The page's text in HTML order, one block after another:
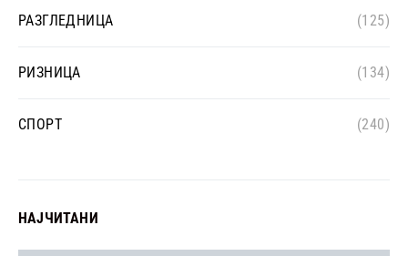
РАЗГЛЕДНИЦА (125)
РИЗНИЦА (134)
СПОРТ (240)
НАЈЧИТАНИ